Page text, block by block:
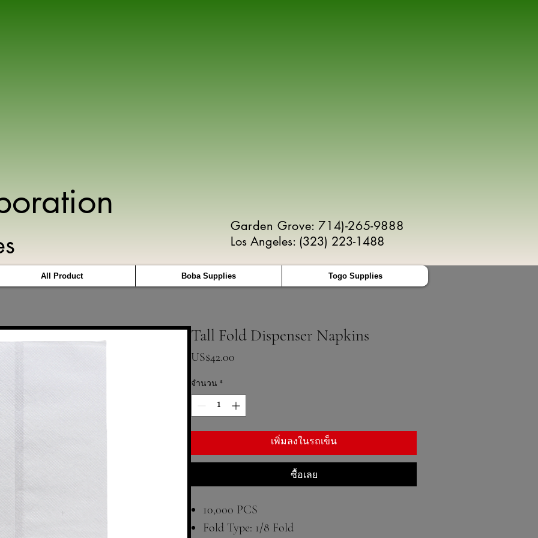
Garden Grove: 714)-265-9888
Los Angeles: (323) 223-1488
All Product Boba Supplies Togo Supplies
Tall Fold Dispenser Napkins
US$42.00
จำนวน *
เพิ่มลงในรถเข็น
ซื้อเลย
10,000 PCS
Fold Type: 1/8 Fold